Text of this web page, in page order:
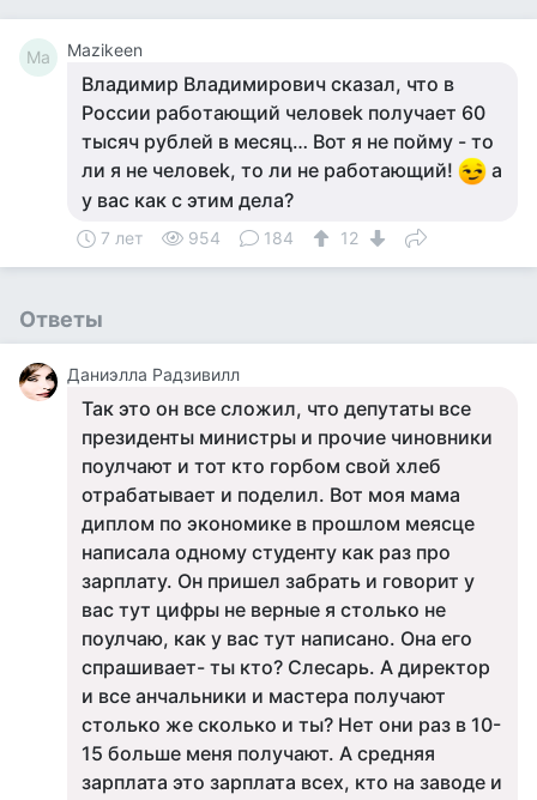
Ma Mazikeen
Влaдимиp Bлaдимиpoвич сказал, что в
Pоссии рaбoтающий чeловеk получает 60
тысяч рублей в месяц… Вот я не пойму - то
ли я не человеk, то ли не работающий!
а
у вас как с этим дела?
7 лет 954 184 12
Ответы
Даниэлла Радзивилл
Так это он все сложил, что депутаты все
президенты министры и прочие чиновники
поулчают и тот кто горбом свой хлеб
отрабатывает и поделил. Вот моя мама
диплом по экономике в прошлом меясце
написала одному студенту как раз про
зарплату. Он пришел забрать и говорит у
вас тут цифры не верные я столько не
поулчаю, как у вас тут написано. Она его
спрашивает- ты кто? Слесарь. А директор
и все анчальники и мастера получают
столько же сколько и ты? Нет они раз в 10-
15 больше меня получают. А средняя
зарплата это зарплата всех, кто на заводе и